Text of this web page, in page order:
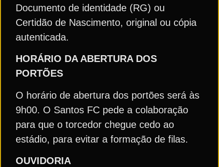
Documento de identidade (RG) ou
Certidão de Nascimento, original ou cópia
autenticada.
HORÁRIO DA ABERTURA DOS
PORTÕES
O horário de abertura dos portões será às
9h00. O Santos FC pede a colaboração
para que o torcedor chegue cedo ao
estádio, para evitar a formação de filas.
OUVIDORIA